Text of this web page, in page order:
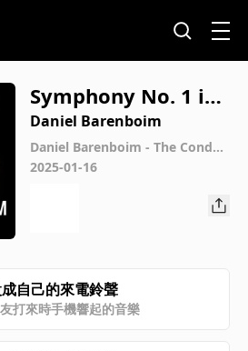
Symphony No. 1 in
C Major, Op. 21: III.
Menuetto. Allegro
molto e vivace
Daniel Barenboim
Daniel Barenboim - The Conduc
tor
2025-01-16
自己的來電鈴聲
打來時手機響起的音樂